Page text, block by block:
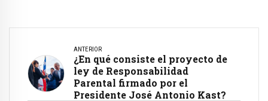
ANTERIOR
¿En qué consiste el proyecto de
ley de Responsabilidad
Parental firmado por el
Presidente José Antonio Kast?